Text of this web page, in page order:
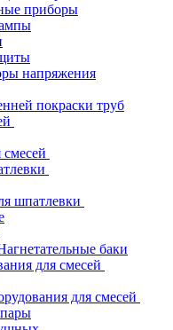
приборы
напряжения
покраски труб
шпатлевки
баки
для смесей
для смесей